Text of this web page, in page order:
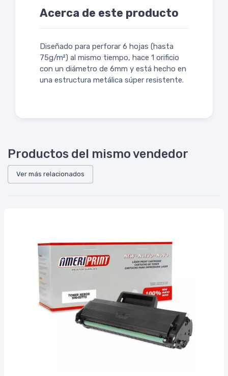
Acerca de este producto
Diseñado para perforar 6 hojas (hasta
75g/m²) al mismo tiempo, hace 1 orificio
con un diámetro de 6mm y está hecho en
una estructura metálica súper resistente.
Productos del mismo vendedor
Ver más relacionados